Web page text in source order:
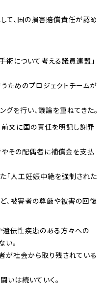
て、国の損害賠償責任が認め
術について考える議員連盟」
ためのプロジェクトチームが
を行い、議論を重ねてきた。
前文に国の責任を明記し謝罪
その配偶者に補償金を支払
「人工妊娠中絶を強制された
、被害者の尊厳や被害の回復
遺伝性疾患のある方々への
。
が社会から取り残されている
いは続いていく。